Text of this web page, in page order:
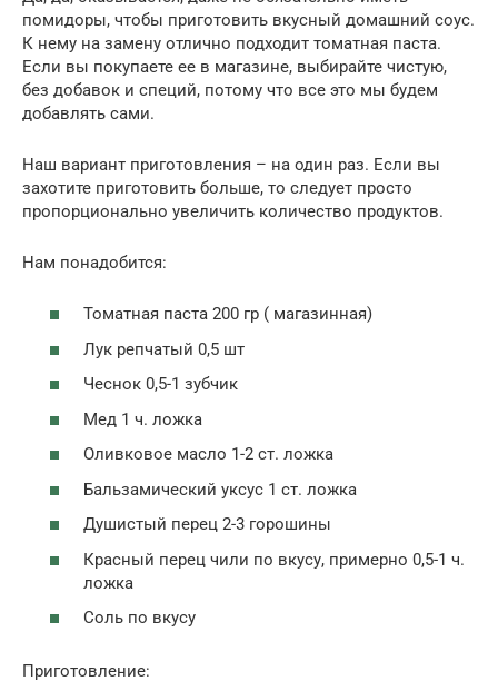
помидоры, чтобы приготовить вкусный домашний соус.
К нему на замену отлично подходит томатная паста.
Если вы покупаете ее в магазине, выбирайте чистую,
без добавок и специй, потому что все это мы будем
добавлять сами.
Наш вариант приготовления – на один раз. Если вы
захотите приготовить больше, то следует просто
пропорционально увеличить количество продуктов.
Нам понадобится:
Томатная паста 200 гр ( магазинная)
Лук репчатый 0,5 шт
Чеснок 0,5-1 зубчик
Мед 1 ч. ложка
Оливковое масло 1-2 ст. ложка
Бальзамический уксус 1 ст. ложка
Душистый перец 2-3 горошины
Красный перец чили по вкусу, примерно 0,5-1 ч.
ложка
Соль по вкусу
Приготовление: